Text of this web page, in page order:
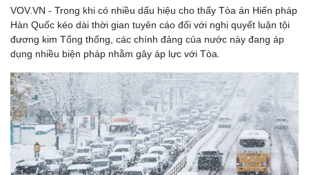
Phòng mạch online
Ăn sạch sống khỏe
VOV.VN - Trong khi có nhiều dấu hiệu cho thấy Tòa án Hiến pháp
Hàn Quốc kéo dài thời gian tuyên cáo đối với nghị quyết luận tội
đương kim Tổng thống, các chính đảng của nước này đang áp
dụng nhiều biện pháp nhằm gây áp lực với Tòa.